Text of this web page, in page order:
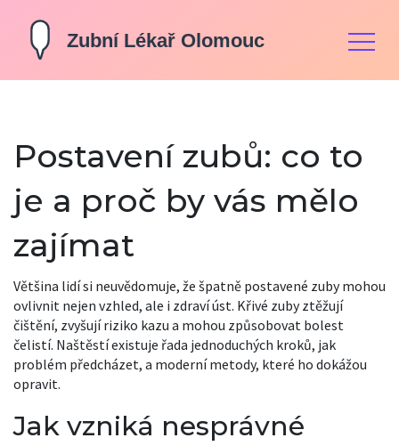
Postavení zubů: co to
je a proč by vás mělo
zajímat
Většina lidí si neuvědomuje, že špatně postavené zuby mohou
ovlivnit nejen vzhled, ale i zdraví úst. Křivé zuby ztěžují
čištění, zvyšují riziko kazu a mohou způsobovat bolest
čelistí. Naštěstí existuje řada jednoduchých kroků, jak
problém předcházet, a moderní metody, které ho dokážou
opravit.
Jak vzniká nesprávné